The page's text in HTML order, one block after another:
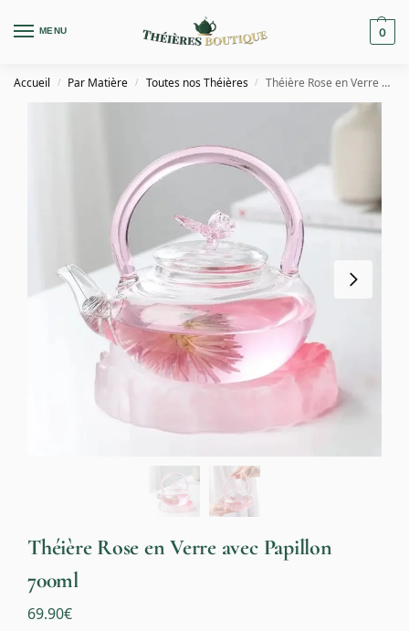
MENU 0
Accueil / Par Matière / Toutes nos Théières / Théière Rose en Verre avec Papillon 700ml
Théière Rose en Verre avec Papillon
700ml
69.90€